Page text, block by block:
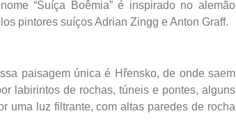
“Suíça Boêmia” é inspirado no alemão
pintores suíços Adrian Zingg e Anton Graff.
paisagem única é Hřensko, de onde saem
labirintos de rochas, túneis e pontes, alguns
uma luz filtrante, com altas paredes de rocha